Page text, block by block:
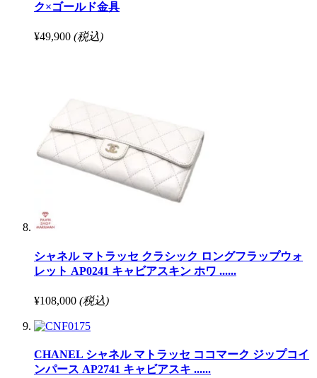
ク×ゴールド金具
¥49,900 (税込)
シャネル マトラッセ クラシック ロングフラップウォ
レット AP0241 キャビアスキン ホワ ......
¥108,000 (税込)
CHANEL シャネル マトラッセ ココマーク ジップコイ
ンパース AP2741 キャビアスキ ......